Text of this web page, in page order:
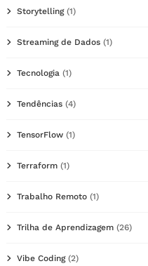
Storytelling(1)
Streaming de Dados (1)
Tecnologia (1)
Tendências (4)
TensorFlow (1)
Terraform (1)
Trabalho Remoto (1)
Trilha de Aprendizagem (26)
Vibe Coding(2)